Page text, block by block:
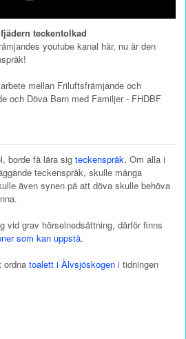
teckentolkad
youtube kanal här, nu är den
mellan Friluftsfrämjande och
och Döva Barn med Familjer - FHDBF
borde få lära sig teckenspråk. Om alla i
teckenspråk, skulle många
även synen på att döva skulle behöva
vid grav hörselnedsättning, därför finns
som kan uppstå.
ordna toalett i Älvsjöskogen i tidningen